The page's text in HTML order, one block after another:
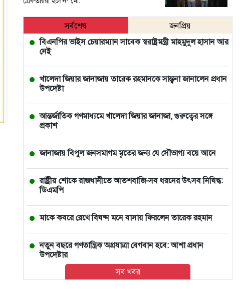
সর্বশেষ
জনপ্রিয়
বিএনপির ভাইস চেয়ারম্যান সাবেক স্বরাষ্ট্রমন্ত্রী মাহমুদুল হাসান আর
নেই
খালেদা জিয়ার জানাজায় তারেক রহমানকে সান্ত্বনা জানালেন প্রধান
উপদেষ্টা
আন্তর্জাতিক গণমাধ্যমে খালেদা জিয়ার জানাজা, গুরুত্বের সঙ্গে
প্রকাশ
জানাজায় বিপুল জনসমাগম মৃতের জন্য যে সৌভাগ্য বয়ে আনে
রাষ্ট্রীয় শোকে রাজধানীতে আতশবাজি-সব ধরনের উৎসব নিষিদ্ধ:
ডিএমপি
মাকে কবরে রেখে বিষণ্ন মনে বাসায় ফিরলেন তারেক রহমান
নতুন বছরে গণতান্ত্রিক অগ্রযাত্রা বেগবান হবে: আশা প্রধান
উপদেষ্টার
ভারতে চলন্ত ভ্যানে তরুণীকে সংঘবদ্ধ ধর্ষণ, ২ ঘণ্টা পর রাস্তায়
সব খবর